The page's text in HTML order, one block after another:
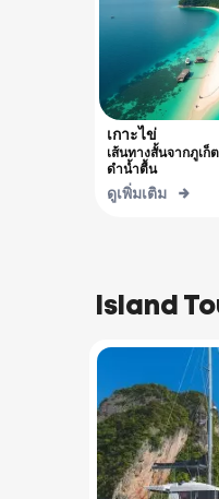
เกาะไข่
เส้นทางสั้นจากภูเ
ดำน้ำตื้น
ดูเพิ่มเติม
Island